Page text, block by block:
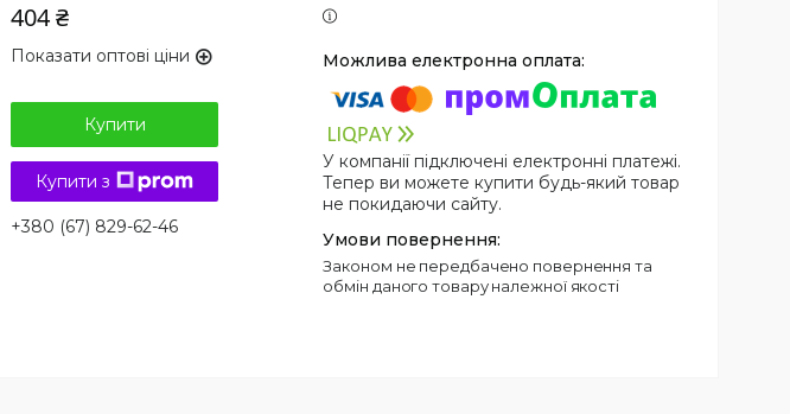
404 ₴
Показати оптові ціни
Купити
Купити з
+380 (67) 829-62-46
У компанії підключені електронні платежі.
Тепер ви можете купити будь-який товар
не покидаючи сайту.
Законом не передбачено повернення та
обмін даного товару належної якості